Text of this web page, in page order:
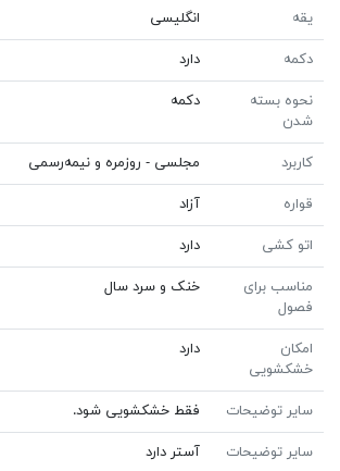
یقه انگلیسی
دکمه دارد
نحوه بسته
شدن
دکمه
کاربرد مجلسی - روزمره و نیمه‌رسمی
قواره آزاد
اتو کشی دارد
مناسب برای
فصول
خنک و سرد سال
امکان
خشکشویی
دارد
سایر توضیحات فقط خشکشویی شود.
سایر توضیحات آستر دارد